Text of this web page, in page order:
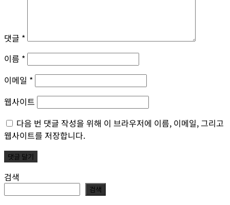
댓글 *
이름 *
이메일 *
웹사이트
다음 번 댓글 작성을 위해 이 브라우저에 이름, 이메일, 그리고
웹사이트를 저장합니다.
검색
검색